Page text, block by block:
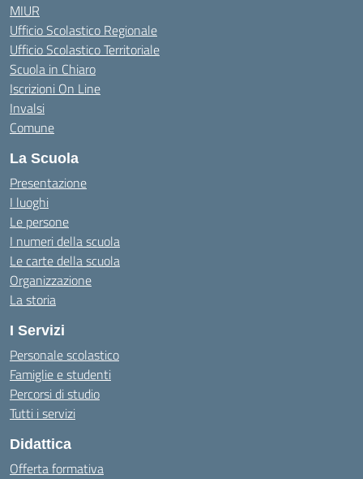
MIUR
Ufficio Scolastico Regionale
Ufficio Scolastico Territoriale
Scuola in Chiaro
Iscrizioni On Line
Invalsi
Comune
La Scuola
Presentazione
I luoghi
Le persone
I numeri della scuola
Le carte della scuola
Organizzazione
La storia
I Servizi
Personale scolastico
Famiglie e studenti
Percorsi di studio
Tutti i servizi
Didattica
Offerta formativa